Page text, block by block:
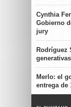
Cynthia
Gobierno
jury
Rodríguez
Merlo: el
entrega de